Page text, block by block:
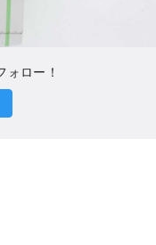
ォロー！